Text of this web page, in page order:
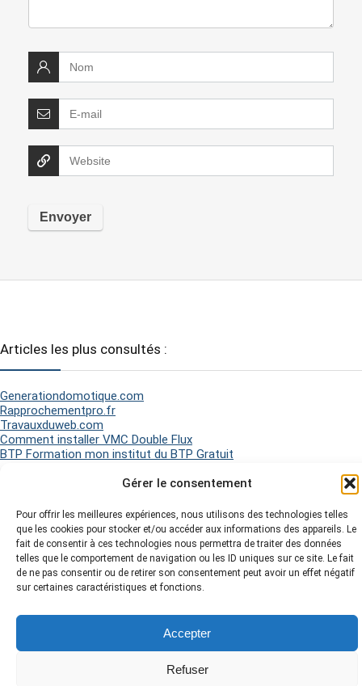
Gérer le consentement
Pour offrir les meilleures expériences, nous utilisons des technologies telles
que les cookies pour stocker et/ou accéder aux informations des appareils. Le
fait de consentir à ces technologies nous permettra de traiter des données
telles que le comportement de navigation ou les ID uniques sur ce site. Le fait
de ne pas consentir ou de retirer son consentement peut avoir un effet négatif
sur certaines caractéristiques et fonctions.
Accepter
Refuser
Articles les plus consultés :
Generationdomotique.com
Rapprochementpro.fr
Travauxduweb.com
Comment installer VMC Double Flux
BTP Formation mon institut du BTP Gratuit
2026 Matel Electricité - Tous droits réservés -Mentions légales-
Politique de Cookies
Plan du site